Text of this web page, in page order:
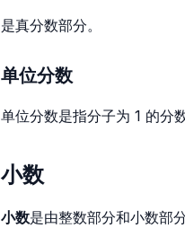
是真分数部分。
单位分数
单位分数是指分子为 1 的分
小数
小数是由整数部分和小数部